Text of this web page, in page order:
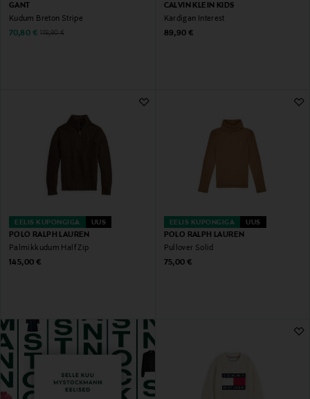
GANT
Kudum Breton Stripe
Discounted Price
70,80 € Original Price
119,90 €
CALVIN KLEIN KIDS
Kardigan Interest
Original Price
89,90 €
EELIS KUPONGIGA UUS
POLO RALPH LAUREN
Palmikkudum Half Zip
Original Price
145,00 €
EELIS KUPONGIGA UUS
POLO RALPH LAUREN
Pullover Solid
Original Price
75,00 €